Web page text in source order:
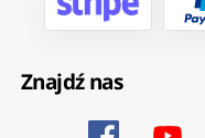
Znajdź nas